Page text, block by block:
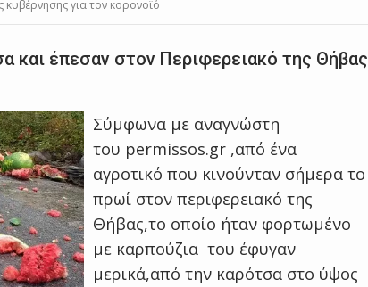
κυβέρνησης για τον κορονοϊό
και έπεσαν στον Περιφερειακό της Θήβας
Σύμφωνα με αναγνώστη
του permissos.gr ,από ένα
αγροτικό που κινούνταν σήμερα το
πρωί στον περιφερειακό της
Θήβας,το οποίο ήταν φορτωμένο
με καρπούζια του έφυγαν
μερικά,από την καρότσα στο ύψος